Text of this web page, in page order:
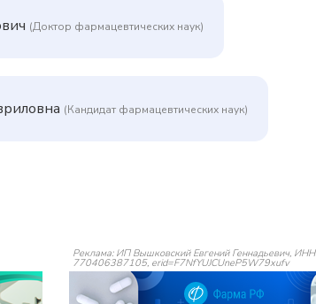
(Доктор фармацевтических наук)
(Кандидат фармацевтических наук)
Реклама: ИП Вышковский Евгений Геннадьевич, ИНН
770406387105, erid=F7NfYUJCUneP5W79xufv